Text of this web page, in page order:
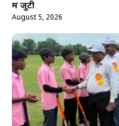
में जुटी
August 5, 2026